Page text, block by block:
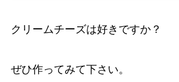
クリームチーズは好きですか？
ぜひ作ってみて下さい。